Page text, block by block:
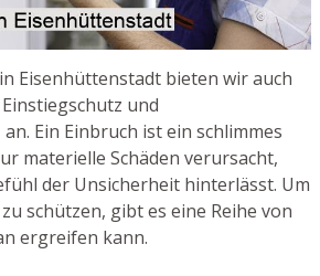
Eisenhüttenstadt bieten wir auch
und
Ein Einbruch ist ein schlimmes
materielle Schäden verursacht,
der Unsicherheit hinterlässt. Um
schützen, gibt es eine Reihe von
ergreifen kann.